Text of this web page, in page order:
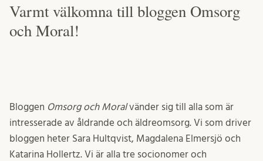
Varmt välkomna till bloggen Omsorg
och Moral!
Bloggen Omsorg och Moralvänder sig till alla som är
intresserade av åldrande och äldreomsorg. Vi som driver
bloggen heter Sara Hultqvist, Magdalena Elmersjö och
Katarina Hollertz. Vi är alla tre socionomer och